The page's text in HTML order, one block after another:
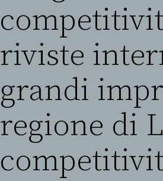
riviste
grandi
regione di